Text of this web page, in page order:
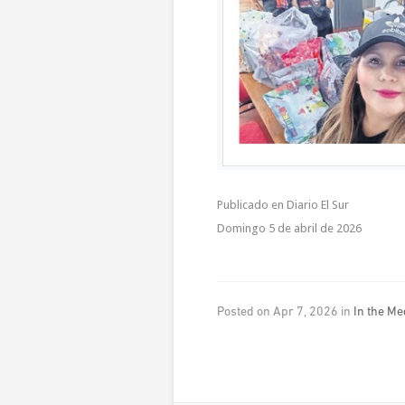
Publicado en Diario El Sur
Domingo 5 de abril de 2026
Posted on Apr 7, 2026 in In the